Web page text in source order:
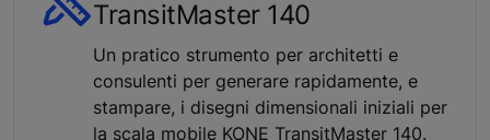
TransitMaster 140
Un pratico strumento per architetti e
consulenti per generare rapidamente, e
stampare, i disegni dimensionali iniziali per
la scala mobile KONE TransitMaster 140.